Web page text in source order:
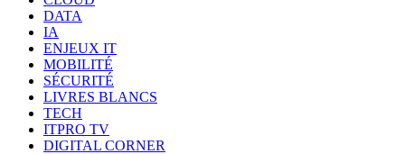
DATA
IA
ENJEUX IT
MOBILITÉ
SÉCURITÉ
LIVRES BLANCS
TECH
ITPRO TV
DIGITAL CORNER